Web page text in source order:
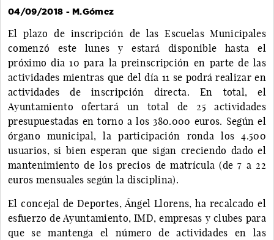
04/09/2018 - M.Gómez
El plazo de inscripción de las Escuelas Municipales
comenzó este lunes y estará disponible hasta el
próximo dia 10 para la preinscripción en parte de las
actividades mientras que del día 11 se podrá realizar en
actividades de inscripción directa. En total, el
Ayuntamiento ofertará un total de 25 actividades
presupuestadas en torno a los 380.000 euros. Según el
órgano municipal, la participación ronda los 4.500
usuarios, si bien esperan que sigan creciendo dado el
mantenimiento de los precios de matrícula (de 7 a 22
euros mensuales según la disciplina).
El concejal de Deportes, Ángel Llorens, ha recalcado el
esfuerzo de Ayuntamiento, IMD, empresas y clubes para
que se mantenga el número de actividades en las